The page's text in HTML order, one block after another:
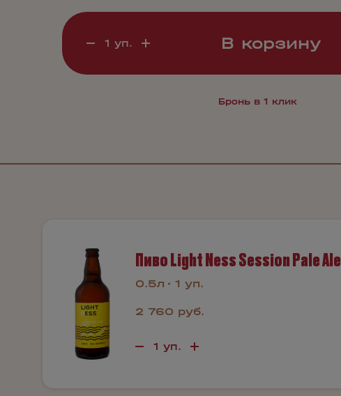
В корзину
Бронь в 1 клик
Пиво Light Ness Session Pale Ale
0.5л 1 уп.
2 760 руб.